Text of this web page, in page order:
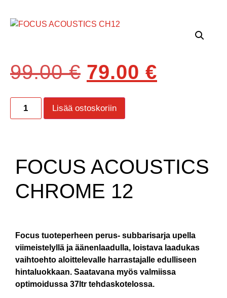
99.00€ 79.00 €
Lisää ostoskoriin
FOCUS ACOUSTICS
CHROME 12
Focus tuoteperheen perus- subbarisarja upella
viimeistelyllä ja äänenlaadulla, loistava laadukas
vaihtoehto aloittelevalle harrastajalle edulliseen
hintaluokkaan. Saatavana myös valmiissa
optimoidussa 37ltr tehdaskotelossa.